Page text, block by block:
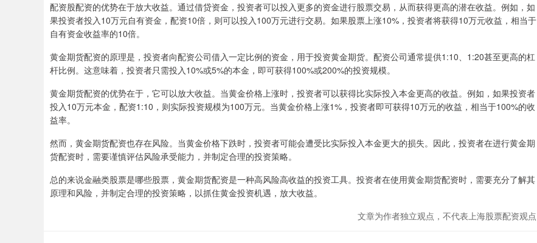
配资股配资的优势在于放大收益。通过借贷资金，投资者可以投入更多的资金进行股票交易，从而获得更高的潜在收益。例如，如
果投资者投入10万元自有资金，配资10倍，则可以投入100万元进行交易。如果股票上涨10%，投资者将获得10万元收益，相当于
自有资金收益率的10倍。
黄金期货配资的原理是，投资者向配资公司借入一定比例的资金，用于投资黄金期货。配资公司通常提供1:10、1:20甚至更高的杠
杆比例。这意味着，投资者只需投入10%或5%的本金，即可获得100%或200%的投资规模。
黄金期货配资的优势在于，它可以放大收益。当黄金价格上涨时，投资者可以获得比实际投入本金更高的收益。例如，如果投资者
投入10万元本金，配资1:10，则实际投资规模为100万元。当黄金价格上涨1%，投资者即可获得10万元的收益，相当于100%的收
益率。
然而，黄金期货配资也存在风险。当黄金价格下跌时，投资者可能会遭受比实际投入本金更大的损失。因此，投资者在进行黄金期
货配资时，需要谨慎评估风险承受能力，并制定合理的投资策略。
总的来说金融类股票是哪些股票，黄金期货配资是一种高风险高收益的投资工具。投资者在使用黄金期货配资时，需要充分了解其
原理和风险，并制定合理的投资策略，以抓住黄金投资机遇，放大收益。
文章为作者独立观点，不代表上海股票配资观点